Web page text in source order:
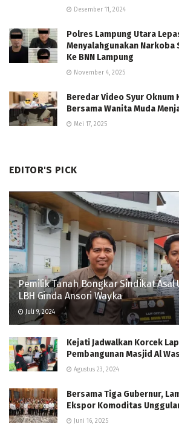
Desember 11, 2024
Polres Lampung Utara
Menyalahgunakan Narkoba
Ke BNN Lampung
November 4, 2025
Beredar Video Syur Oknum
Bersama Wanita Muda
Mei 17, 2025
EDITOR'S PICK
Pemilik Tanah Bongkar Sindikat Asal
LBH Ginda Ansori Wayka
Juli 9, 2024
Kejati Jadwalkan Korcek
Pembangunan Masjid Al
Agustus 23, 2024
Bersama Tiga Gubernur,
Ekspor Komoditas
Juni 16, 2025